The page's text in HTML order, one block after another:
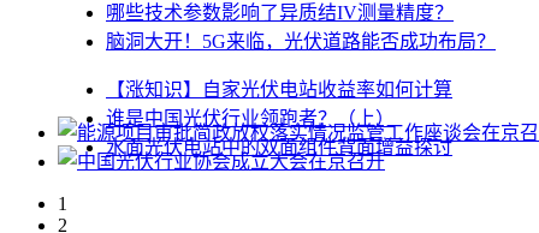
哪些技术参数影响了异质结IV测量精度？
脑洞大开！5G来临，光伏道路能否成功布局？
【涨知识】自家光伏电站收益率如何计算
谁是中国光伏行业领跑者？（上）
水面光伏电站中的双面组件背面增益探讨
1
2